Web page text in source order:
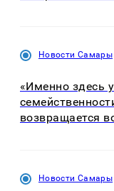
Новости Самары
«Именно здесь
возвращается
Новости Самары